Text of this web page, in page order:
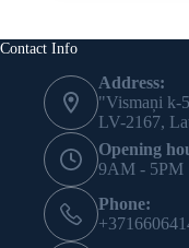
Contact Info
Address:
"Vismaņi k-
LV-2167,
Opening
9AM - 5PM
Phone: